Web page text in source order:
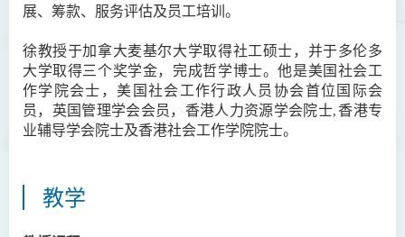
展、筹款、服务评估及员工培训。
徐教授于加拿大麦基尔大学取得社工硕士，并于多伦多
大学取得三个奖学金，完成哲学博士。他是美国社会工
作学院会士，美国社会工作行政人员协会首位国际会
员，英国管理学会会员，香港人力资源学会院士, 香港专
业辅导学会院士及香港社会工作学院院士。
教学
Mr LUK Yiu Tung
Ms Amy LEE Yuk Ying
Dr Leo YEUNG Yee Yu
Dr Joey SIU Chung Yue
Prof WONG Yu Cheung